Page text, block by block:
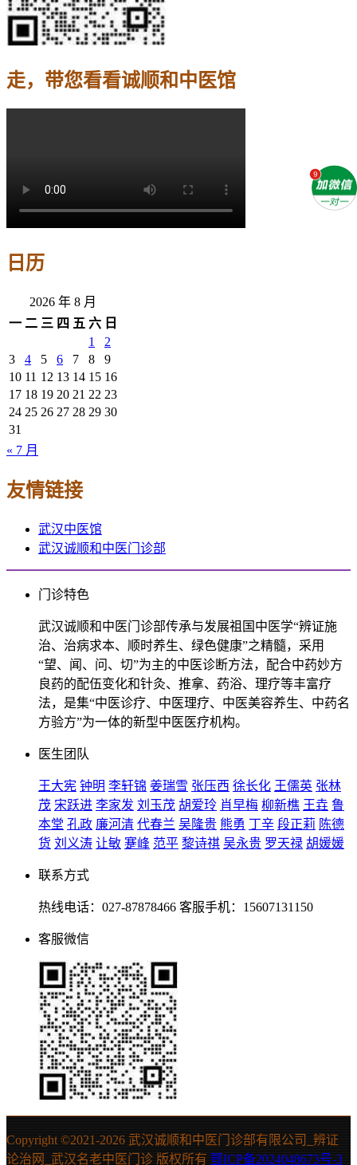
走，带您看看诚顺和中医馆
日历
2026 年 8 月
一 二 三 四 五 六 日
1
2
3
4 5 6 7 8
9
10 11 12 13 14 15 16
17 18 19 20 21 22 23
24 25 26 27 28 29 30
31
« 7 月
友情链接
武汉中医馆
武汉诚顺和中医门诊部
门诊特色
武汉诚顺和中医门诊部传承与发展祖国中医学“辨证施
治、治病求本、顺时养生、绿色健康”之精髓，采用
“望、闻、问、切”为主的中医诊断方法，配合中药妙方
良药的配伍变化和针灸、推拿、药浴、理疗等丰富疗
法，是集“中医诊疗、中医理疗、中医美容养生、中药名
方验方”为一体的新型中医医疗机构。
医生团队
王大宪 钟明 李轩锦 姜瑞雪 张压西 徐长化 王儒英 张林
茂 宋跃进 李家发 刘玉茂 胡爱玲 肖早梅 柳新樵 王垚 鲁
本堂 孔政 廉河清 代春兰 吴隆贵 熊勇 丁辛 段正莉 陈德
货 刘义涛 让敏 蹇峰 范平 黎诗祺 吴永贵 罗天禄 胡媛媛
联系方式
热线电话：027-87878466 客服手机：15607131150
客服微信
Copyright ©2021-2026 武汉诚顺和中医门诊部有限公司_辨证
论治网_武汉名老中医门诊 版权所有 鄂ICP备2024048673号-3